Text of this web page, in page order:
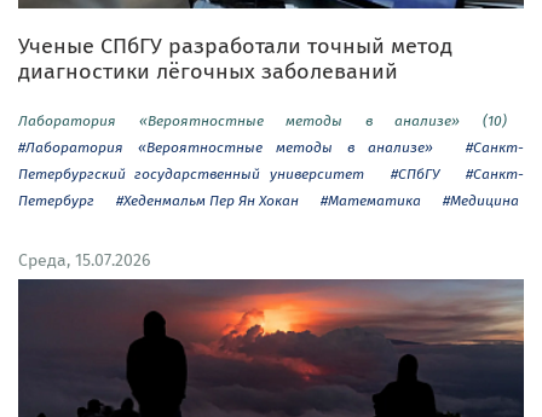
Ученые СПбГУ разработали точный метод
диагностики лёгочных заболеваний
Лаборатория «Вероятностные методы в анализе» (10)
#Лаборатория «Вероятностные методы в анализе»
#Санкт-
Петербургский государственный университет
#СПбГУ
#Санкт-
Петербург
#Хеденмальм Пер Ян Хокан #Математика #Медицина
Среда, 15.07.2026